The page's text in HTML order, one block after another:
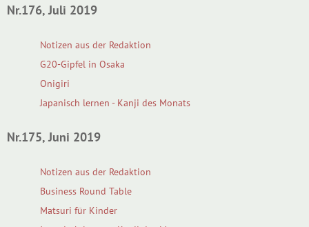
Nr.176, Juli 2019
Notizen aus der Redaktion
G20-Gipfel in Osaka
Onigiri
Japanisch lernen - Kanji des Monats
Nr.175, Juni 2019
Notizen aus der Redaktion
Business Round Table
Matsuri für Kinder